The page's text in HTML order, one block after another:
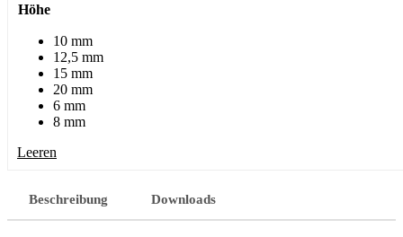
Höhe
10 mm
12,5 mm
15 mm
20 mm
6 mm
8 mm
Leeren
Beschreibung Downloads